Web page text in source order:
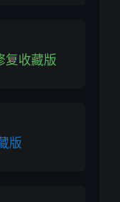
复收藏版
版